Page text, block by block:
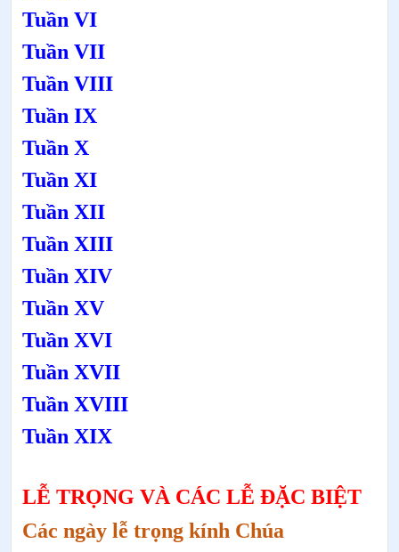
Tuần VI
Tuần VII
Tuần VIII
Tuần IX
Tuần X
Tuần XI
Tuần XII
Tuần XIII
Tuần XIV
Tuần XV
Tuần XVI
Tuần XVII
Tuần XVIII
Tuần XIX
LỄ TRỌNG VÀ CÁC LỄ ĐẶC BIỆT
Các ngày lễ trọng kính Chúa